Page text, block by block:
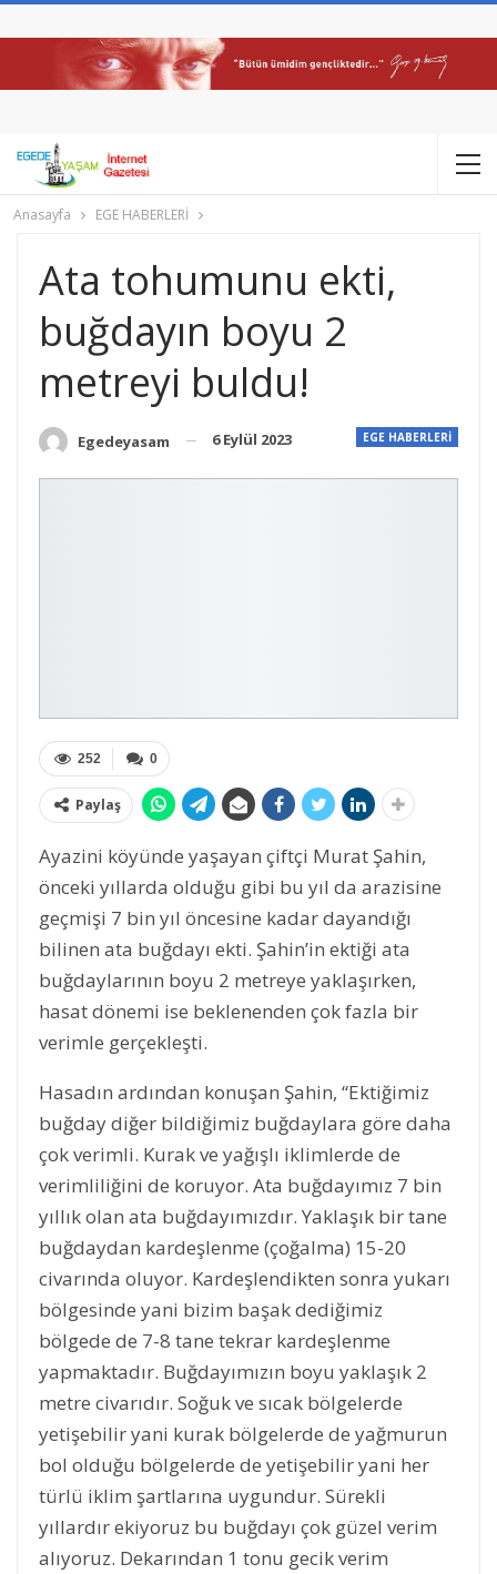
Anasayfa EGE HABERLERİ
Ata tohumunu ekti,
buğdayın boyu 2
metreyi buldu!
EGE HABERLERİ
Egedeyasam 6 Eylül 2023
0
252
Paylaş
Ayazini köyünde yaşayan çiftçi Murat Şahin,
önceki yıllarda olduğu gibi bu yıl da arazisine
geçmişi 7 bin yıl öncesine kadar dayandığı
bilinen ata buğdayı ekti. Şahin’in ektiği ata
buğdaylarının boyu 2 metreye yaklaşırken,
hasat dönemi ise beklenenden çok fazla bir
verimle gerçekleşti.
Hasadın ardından konuşan Şahin, “Ektiğimiz
buğday diğer bildiğimiz buğdaylara göre daha
çok verimli. Kurak ve yağışlı iklimlerde de
verimliliğini de koruyor. Ata buğdayımız 7 bin
yıllık olan ata buğdayımızdır. Yaklaşık bir tane
buğdaydan kardeşlenme (çoğalma) 15-20
civarında oluyor. Kardeşlendikten sonra yukarı
bölgesinde yani bizim başak dediğimiz
bölgede de 7-8 tane tekrar kardeşlenme
yapmaktadır. Buğdayımızın boyu yaklaşık 2
metre civarıdır. Soğuk ve sıcak bölgelerde
yetişebilir yani kurak bölgelerde de yağmurun
bol olduğu bölgelerde de yetişebilir yani her
türlü iklim şartlarına uygundur. Sürekli
yıllardır ekiyoruz bu buğdayı çok güzel verim
alıyoruz. Dekarından 1 tonu gecik verim